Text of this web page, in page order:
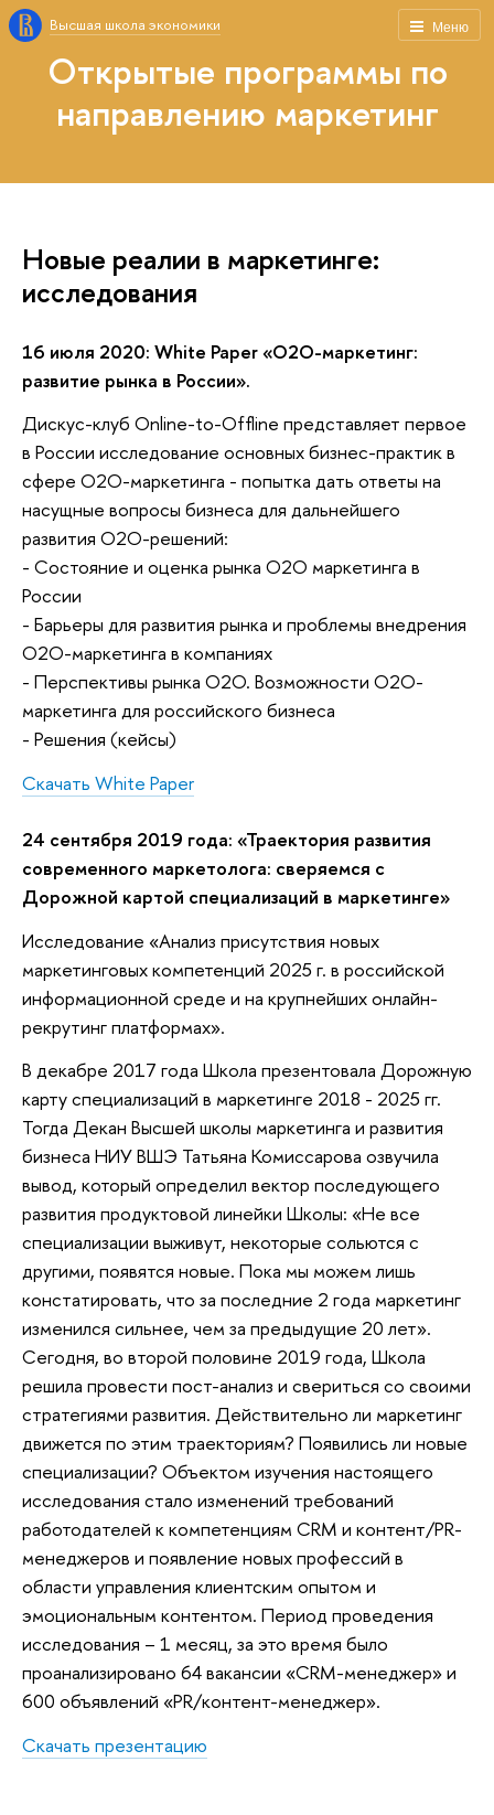
Меню
Высшая школа экономики
Открытые программы по
направлению маркетинг
Новые реалии в маркетинге:
исследования
16 июля 2020: White Paper «О2О-маркетинг:
развитие рынка в России».
Дискус-клуб Оnline-to-Offline представляет первое
в России исследование основных бизнес-практик в
сфере O2O-маркетинга - попытка дать ответы на
насущные вопросы бизнеса для дальнейшего
развития О2О-решений:
- Состояние и оценка рынка О2О маркетинга в
России
- Барьеры для развития рынка и проблемы внедрения
О2О-маркетинга в компаниях
- Перспективы рынка О2О. Возможности О2О-
маркетинга для российского бизнеса
- Решения (кейсы)
Скачать White Paper
24 сентября 2019 года: «Траектория развития
современного маркетолога: сверяемся с
Дорожной картой специализаций в маркетинге»
Исследование «Анализ присутствия новых
маркетинговых компетенций 2025 г. в российской
информационной среде и на крупнейших онлайн-
рекрутинг платформах».
В декабре 2017 года Школа презентовала Дорожную
карту специализаций в маркетинге 2018 - 2025 гг.
Тогда Декан Высшей школы маркетинга и развития
бизнеса НИУ ВШЭ Татьяна Комиссарова озвучила
вывод, который определил вектор последующего
развития продуктовой линейки Школы: «Не все
специализации выживут, некоторые сольются с
другими, появятся новые. Пока мы можем лишь
констатировать, что за последние 2 года маркетинг
изменился сильнее, чем за предыдущие 20 лет».
Сегодня, во второй половине 2019 года, Школа
решила провести пост-анализ и свериться со своими
стратегиями развития. Действительно ли маркетинг
движется по этим траекториям? Появились ли новые
специализации? Объектом изучения настоящего
исследования стало изменений требований
работодателей к компетенциям CRM и контент/PR-
менеджеров и появление новых профессий в
области управления клиентским опытом и
эмоциональным контентом. Период проведения
исследования – 1 месяц, за это время было
проанализировано 64 вакансии «CRM-менеджер» и
600 объявлений «PR/контент-менеджер».
Скачать презентацию